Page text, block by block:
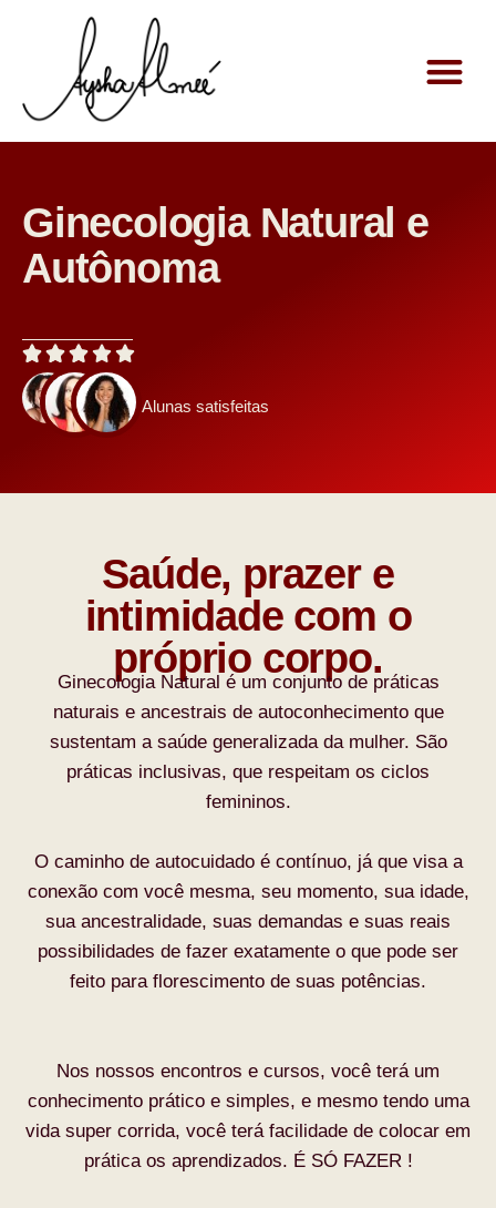
Ginecologia Natural e
Autônoma
Alunas satisfeitas
Saúde, prazer e
intimidade com o
próprio corpo.
Ginecologia Natural é um conjunto de práticas
naturais e ancestrais de autoconhecimento que
sustentam a saúde generalizada da mulher. São
práticas inclusivas, que respeitam os ciclos
femininos.
O caminho de autocuidado é contínuo, já que visa a
conexão com você mesma, seu momento, sua idade,
sua ancestralidade, suas demandas e suas reais
possibilidades de fazer exatamente o que pode ser
feito para florescimento de suas potências.
Nos nossos encontros e cursos, você terá um
conhecimento prático e simples, e mesmo tendo uma
vida super corrida, você terá facilidade de colocar em
prática os aprendizados. É SÓ FAZER !